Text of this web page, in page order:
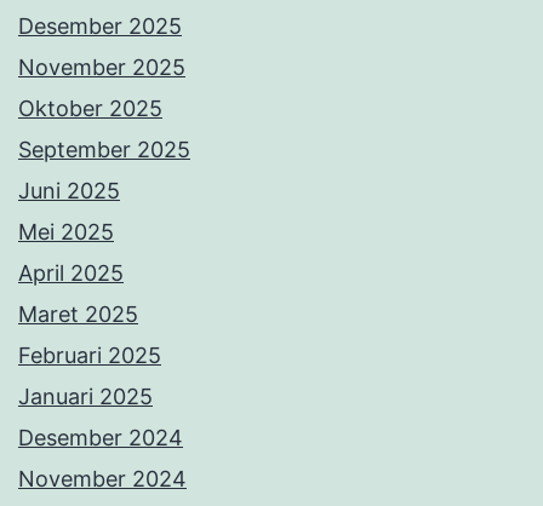
Desember 2025
November 2025
Oktober 2025
September 2025
Juni 2025
Mei 2025
April 2025
Maret 2025
Februari 2025
Januari 2025
Desember 2024
November 2024